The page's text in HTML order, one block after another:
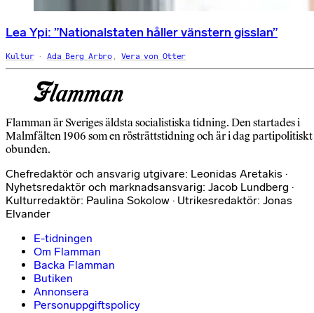
Lea Ypi: ”Nationalstaten håller vänstern gisslan”
Kultur Ada Berg Arbro, Vera von Otter
Flamman är Sveriges äldsta socialistiska tidning. Den startades i
Malmfälten 1906 som en rösträttstidning och är i dag partipolitiskt
obunden.
Chefredaktör och ansvarig utgivare: Leonidas Aretakis ·
Nyhetsredaktör och marknadsansvarig: Jacob Lundberg ·
Kulturredaktör: Paulina Sokolow · Utrikesredaktör: Jonas
Elvander
E-tidningen
Om Flamman
Backa Flamman
Butiken
Annonsera
Personuppgiftspolicy